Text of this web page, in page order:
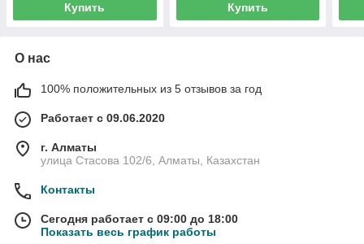
Купить Купить
О нас
100% положительных из 5 отзывов за год
Работает с 09.06.2020
г. Алматы
улица Стасова 102/6, Алматы, Казахстан
Контакты
Сегодня работает с 09:00 до 18:00
Показать весь график работы